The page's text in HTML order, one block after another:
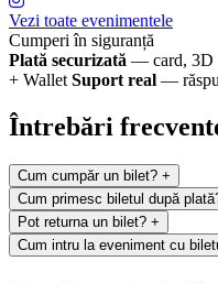
Vezi toate evenimentele
Cumperi în siguranță
Plată securizată — card, 3D
+ Wallet Suport real —
Întrebări
Cum cumpăr un bilet? +
Cum primesc biletul după
Pot returna un bilet? +
Cum intru la eveniment cu